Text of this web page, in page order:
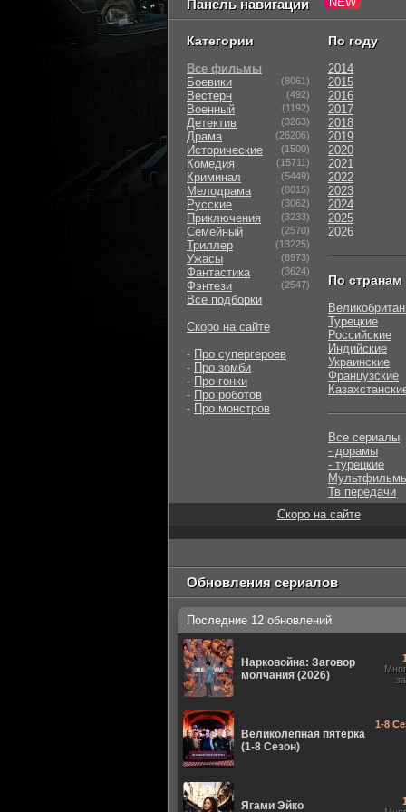
Панель навигации
Категории
Все фильмы
Боевики
(8061)
Вестерн (492)
Военный (1192)
Детектив (3263)
Драма (26206)
Исторические (1500)
Комедия (15711)
Криминал (5449)
Мелодрама (8015)
Русские (3062)
Приключения (3233)
Семейный (2570)
Триллер (13225)
Ужасы (8973)
Фантастика (3624)
Фэнтези (2547)
Все подборки
Скоро на сайте
- Про супергероев
- Про зомби
- Про гонки
- Про роботов
- Про монстров
По году
2014
2015
2016
2017
2018
2019
2020
2021
2022
2023
2024
2025
2026
По странам
Турецкие
Российские
Индийские
Украинские
Французские
Все сериалы
- дорамы
- турецкие
Тв передачи
Скоро на сайте
Обновления сериалов
Последние 12 обновлений
Нарковойна: Заговор
молчания (2026)
Великолепная пятерка
(1-8 Сезон)
1-8
Ягами Эйко